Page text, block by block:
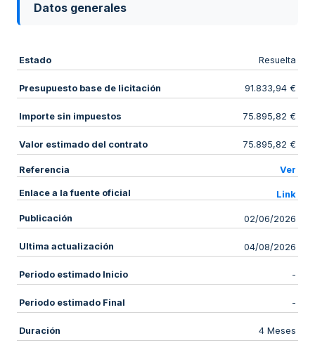
Datos generales
Estado Resuelta
Presupuesto base de licitación 91.833,94 €
Importe sin impuestos 75.895,82 €
Valor estimado del contrato 75.895,82 €
Referencia Ver
Enlace a la fuente oficial Link
Publicación 02/06/2026
Ultima actualización 04/08/2026
Periodo estimado Inicio -
Periodo estimado Final -
Duración 4 Meses